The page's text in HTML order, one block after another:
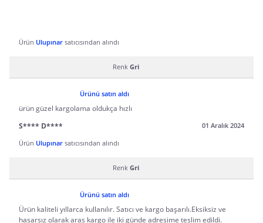
Ürün Ulupınar satıcısından alındı
Renk Gri
Ürünü satın aldı
ürün güzel kargolama oldukça hızlı
S**** D****
01 Aralık 2024
Ürün Ulupınar satıcısından alındı
Renk Gri
Ürünü satın aldı
Ürün kaliteli yıllarca kullanılır. Satıcı ve kargo başarılı.Eksiksiz ve
hasarsız olarak aras kargo ile iki günde adresime teslim edildi.